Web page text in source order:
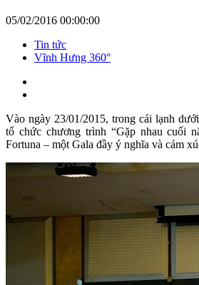
05/02/2016 00:00:00
Tin tức
Vĩnh Hưng 360°
Vào ngày 23/01/2015, trong cái lạnh
tổ chức chương trình “Gặp nhau cuối
Fortuna – một Gala đầy ý nghĩa và cảm